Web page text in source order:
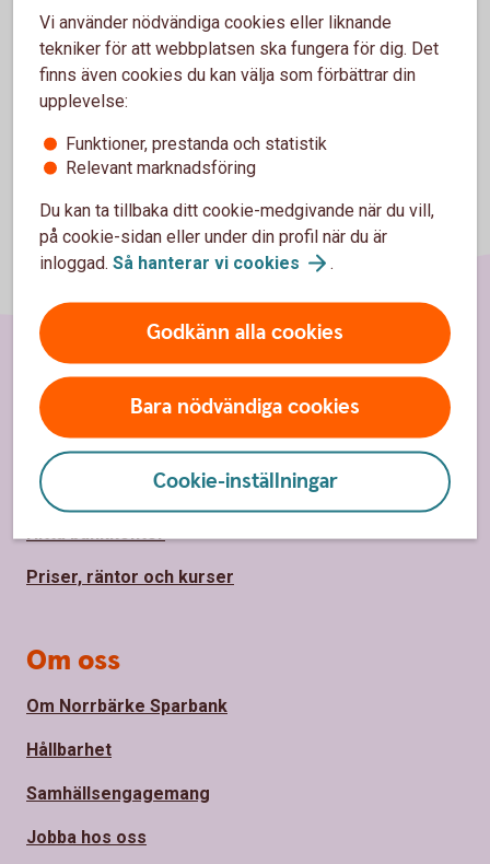
Pris
Vi använder nödvändiga cookies eller liknande
tekniker för att webbplatsen ska fungera för dig. Det
finns även cookies du kan välja som förbättrar din
upplevelse:
Funktioner, prestanda och statistik
Relevant marknadsföring
Du kan ta tillbaka ditt cookie-medgivande när du vill,
på cookie-sidan eller under din profil när du är
inloggad. Så hanterar vi cookies .
Godkänn alla cookies
Bara nödvändiga cookies
Cookie-inställningar
Sidfot
Hitta snabbt
Kundservice
Spärrhjälp
Priser, räntor och kurser
Om oss
Om Norrbärke Sparbank
Hållbarhet
Samhällsengagemang
Jobba hos oss